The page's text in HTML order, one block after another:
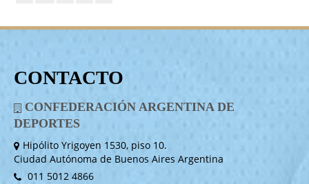
CONTACTO
CONFEDERACIÓN ARGENTINA DE
DEPORTES
Hipólito Yrigoyen 1530, piso 10.
Ciudad Autónoma de Buenos Aires Argentina
011 5012 4866